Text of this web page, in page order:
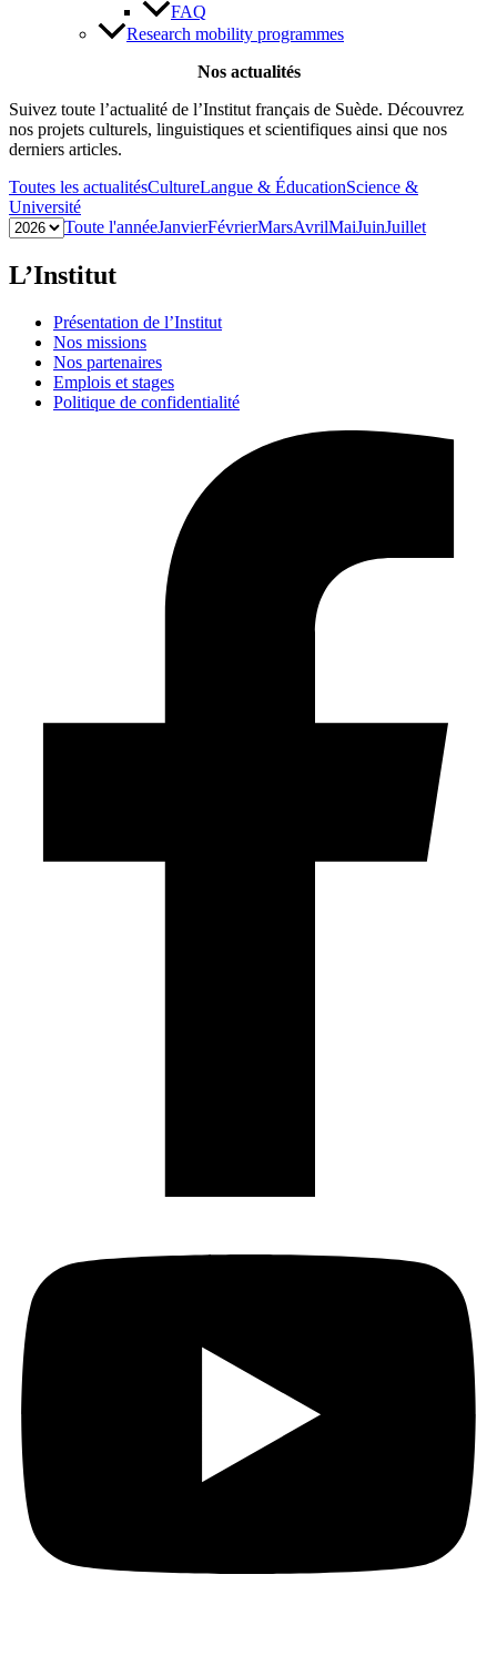
FAQ
Research mobility programmes
Nos actualités
Suivez toute l’actualité de l’Institut français de Suède. Découvrez
nos projets culturels, linguistiques et scientifiques ainsi que nos
derniers articles.
Toutes les actualitésCultureLangue & ÉducationScience &
Université
Toute l'annéeJanvierFévrierMarsAvrilMaiJuinJuillet
L’Institut
Présentation de l’Institut
Nos missions
Nos partenaires
Emplois et stages
Politique de confidentialité